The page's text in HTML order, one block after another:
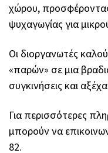
χώρου,
ψυχαγωγίας για
Οι διοργανωτές
«παρών» σε μια
συγκινήσεις και
Για περισσότερες
μπορούν να
82.